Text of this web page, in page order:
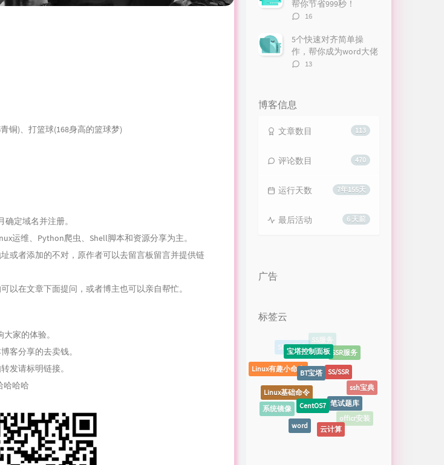
铜)、打篮球(168身高的篮球梦)
定域名并注册。
运维、Python爬虫、Shell脚本和资源分享为主。
或者添加的不对，原作者可以去留言板留言并提供链
以在文章下面提问，或者博主也可以亲自帮忙。
家的体验。
客分享的去卖钱。
发请标明链接。
哈哈哈
帮你节省999秒！
评
数：
16
5个快速对齐简单操
作，帮你成为word大佬
评
13
博客信息
113
文章数目
470
评论数目
7年155天
运行天数
6 天前
最后活动
广告
标签云
word实用技巧
面试宝典
officr安装
云计算
word
系统镜像
ssh宝典
笔试题库
CentOS7
Linux基础命令
Linux有趣小命令
SSR服务
SS/SSR
BT宝塔
宝塔控制面板